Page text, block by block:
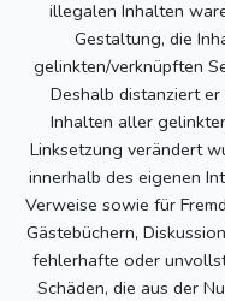
illegalen Inhalten
Gestaltung, die
gelinkten/verknüpften
Deshalb distanziert
Inhalten aller
Linksetzung verändert
innerhalb des eigenen
Verweise sowie für
Gästebüchern,
fehlerhafte oder
Schäden, die aus der